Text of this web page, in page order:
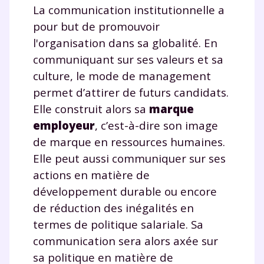
La communication institutionnelle a
pour but de promouvoir
l'organisation dans sa globalité. En
communiquant sur ses valeurs et sa
culture, le mode de management
permet d’attirer de futurs candidats.
Elle construit alors sa marque
employeur, c’est-à-dire son image
de marque en ressources humaines.
Elle peut aussi communiquer sur ses
actions en matière de
développement durable ou encore
de réduction des inégalités en
termes de politique salariale. Sa
communication sera alors axée sur
sa politique en matière de